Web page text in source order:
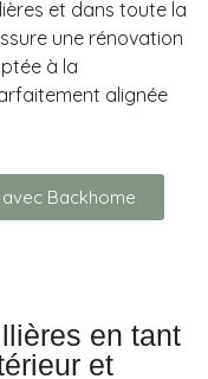
et dans toute la
une rénovation
à la
alignée
Backhome
en tant
et